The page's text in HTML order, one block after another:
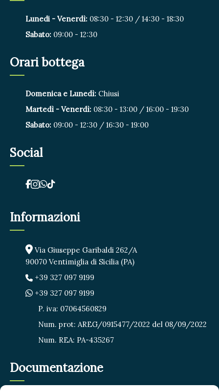
Lunedi - Venerdì: 08:30 - 12:30 / 14:30 - 18:30
Sabato: 09:00 - 12:30
Orari bottega
Domenica e Lunedì: Chiusi
Martedì - Venerdì: 08:30 - 13:00 / 16:00 - 19:30
Sabato: 09:00 - 12:30 / 16:30 - 19:00
Social
Informazioni
Via Giuseppe Garibaldi 262/A
90070 Ventimiglia di Sicilia (PA)
+39 327 097 9199
+39 327 097 9199
P. iva: 07064560829
Num. prot: AREG/0915477/2022 del 08/09/2022
Num. REA: PA-435267
Documentazione